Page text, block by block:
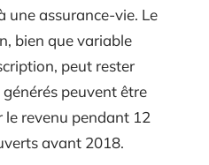
une assurance-vie. Le
bien que variable
peut rester
peuvent être
le revenu pendant 12
avant 2018.